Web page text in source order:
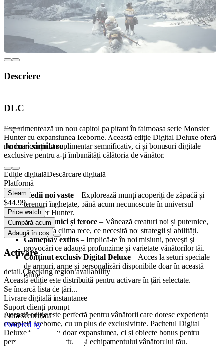
Descriere
World: Iceborne Digital Deluxe DLC
Experimentează un nou capitol palpitant în faimoasa serie Monster
Hunter cu expansiunea Iceborne. Această ediție Digital Deluxe oferă
nu doar conținut suplimentar semnificativ, ci și bonusuri digitale
exclusive pentru a-ți îmbunătăți călătoria de vânător.
Ce te așteaptă?
Medii noi vaste – Explorează munți acoperiți de zăpadă și
terenuri înghețate, până acum necunoscute în universul
Monster Hunter.
Monștri unici și feroce – Vânează creaturi noi și puternice,
adaptate la clima rece, ce necesită noi strategii și abilități.
Gameplay extins – Implică-te în noi misiuni, povești și
provocări ce adaugă profunzime și varietate vânătorilor tăi.
Conținut exclusiv Digital Deluxe – Acces la seturi speciale
de armuri, arme și personalizări disponibile doar în această
ediție.
De ce să alegi ediția Digital Deluxe?
Această ediție este perfectă pentru vânătorii care doresc experiența
completă Iceborne, cu un plus de exclusivitate. Pachetul Digital
Deluxe include nu doar expansiunea, ci și obiecte bonus pentru
personalizarea aspectului și echipamentului vânătorului tău.
DLC
Jocuri similare
Ediție digitalăDescărcare digitală
Platformă
Steam
$44.99
Price watch
Cumpără acum
Adaugă în coș
Activare
detail.Checking region availability
Această ediție este distribuită pentru activare în țări selectate.
Se încarcă lista de țări...
Livrare digitală instantanee
Suport clienți prompt
Plată securizată
Powered by